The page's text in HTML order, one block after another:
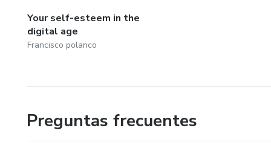
Your self-esteem in the
digital age
Francisco polanco
Preguntas frecuentes